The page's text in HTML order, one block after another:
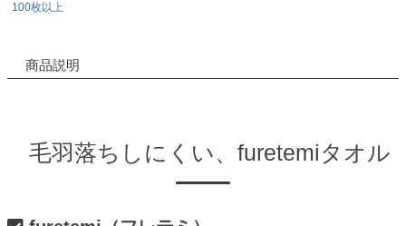
100枚以上
商品説明
毛羽落ちしにくい、furetemiタオル